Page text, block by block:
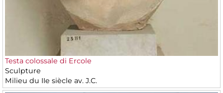
Testa colossale di Ercole
Sculpture
Milieu du IIe siècle av. J.C.